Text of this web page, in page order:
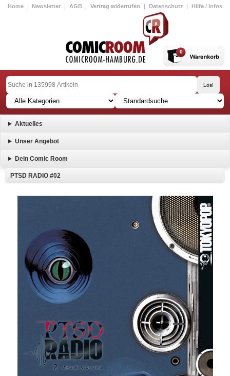
Home | Newsletter | AGB | Vertrag widerrufen | Datenschutz | Hilfe / Infos
0
Aktuelles
Unser Angebot
Dein Comic Room
PTSD RADIO #02